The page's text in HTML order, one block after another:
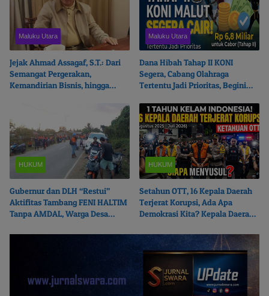
Maluku Utara
Jejak Ahmad Assagaf, S.T.: Dari
Semangat Pergerakan,
Kemandirian Bisnis, hingga
Maluku Utara
Dana Hibah Tahap II KONI
Segera, Cabang Olahraga
Tertentu Jadi Prioritas, Begini
HUKUM
Gubernur dan DLH “Restui”
Aktifitas Tambang FENI HALTIM
Tanpa AMDAL, Warga Desa
HUKUM
Setahun OTT, 16 Kepala Daerah
Terjerat Korupsi, Ada Apa
Demokrasi Kita? Kepala Daerah